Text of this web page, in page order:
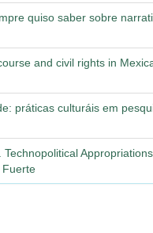
quiso saber sobre
and civil rights in
práticas culturáis em
Technopolitical
Fuerte